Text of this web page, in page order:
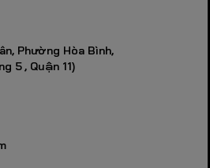
Phường Hòa Bình,
5 , Quận 11)